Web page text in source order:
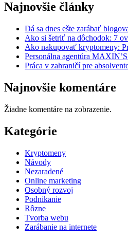
Najnovšie články
Dá sa dnes ešte zarábať
Ako si šetriť na dôchodok: 7
Ako nakupovať kryptomeny:
Personálna agentúra
Práca v zahraničí pre
Najnovšie komentáre
Žiadne komentáre na zobrazenie.
Kategórie
Kryptomeny
Návody
Nezaradené
Online marketing
Osobný rozvoj
Podnikanie
Rôzne
Tvorba webu
Zarábanie na internete